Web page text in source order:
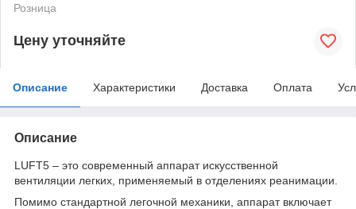
Розница
Цену уточняйте
Описание Характеристики Доставка Оплата
Описание
LUFT5 – это современный аппарат искусственной
вентиляции легких, применяемый в отделениях реанимации.
Помимо стандартной легочной механики, аппарат включает